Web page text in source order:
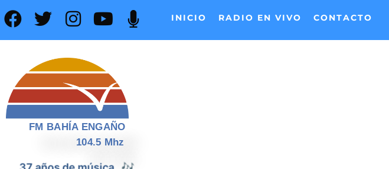
INICIO RADIO EN VIVO CONTACTO
FM BAHÍA ENGAÑO
104.5 Mhz